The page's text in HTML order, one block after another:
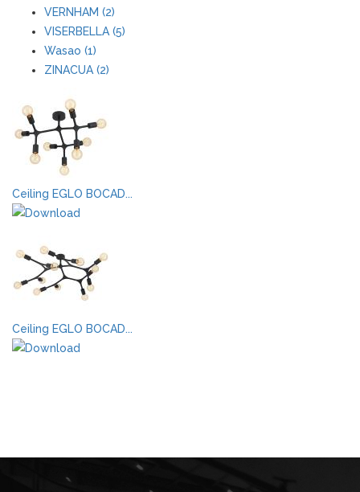
VERNHAM (2)
VISERBELLA (5)
Wasao (1)
ZINACUA (2)
Ceiling EGLO BOCAD...
Ceiling EGLO BOCAD...